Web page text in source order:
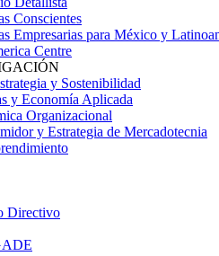
Conscientes
Empresarias para México y
Centre
y Sostenibilidad
y Economía Aplicada
Organizacional
y Estrategia de Mercadotecnia
Directivo